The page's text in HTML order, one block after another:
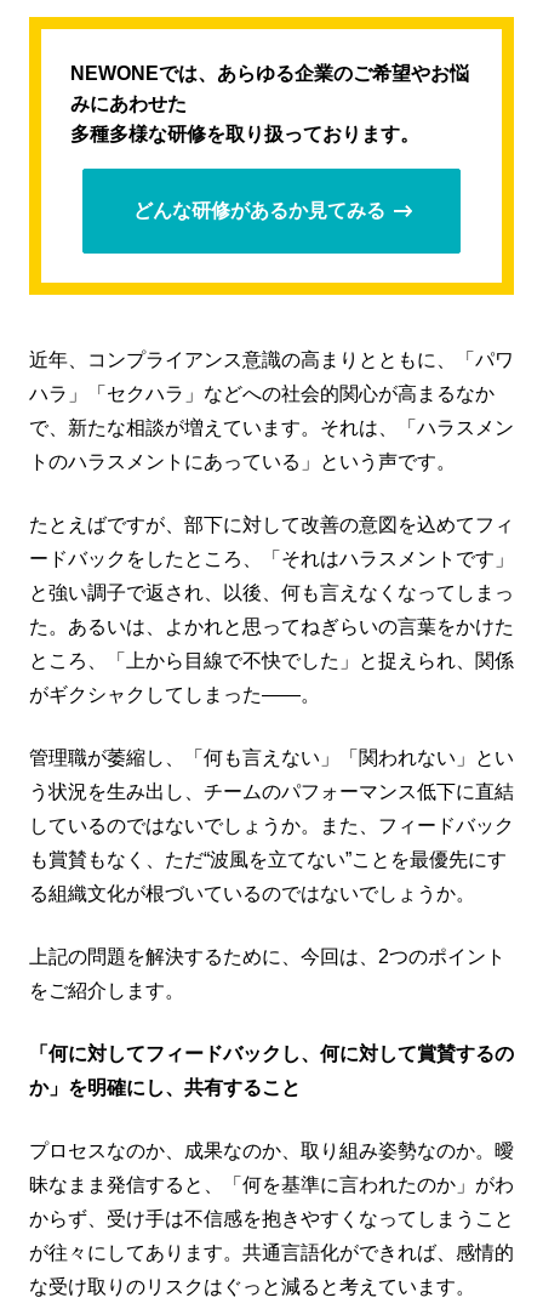
NEWONEでは、あらゆる企業のご希望やお悩
みにあわせた
多種多様な研修を取り扱っております。
どんな研修があるか見てみる
近年、コンプライアンス意識の高まりとともに、「パワ
ハラ」「セクハラ」などへの社会的関心が高まるなか
で、新たな相談が増えています。それは、「ハラスメン
トのハラスメントにあっている」という声です。
たとえばですが、部下に対して改善の意図を込めてフィ
ードバックをしたところ、「それはハラスメントです」
と強い調子で返され、以後、何も言えなくなってしまっ
た。あるいは、よかれと思ってねぎらいの言葉をかけた
ところ、「上から目線で不快でした」と捉えられ、関係
がギクシャクしてしまった——。
管理職が萎縮し、「何も言えない」「関われない」とい
う状況を生み出し、チームのパフォーマンス低下に直結
しているのではないでしょうか。また、フィードバック
も賞賛もなく、ただ“波風を立てない”ことを最優先にす
る組織文化が根づいているのではないでしょうか。
上記の問題を解決するために、今回は、2つのポイント
をご紹介します。
「何に対してフィードバックし、何に対して賞賛するの
か」を明確にし、共有すること
プロセスなのか、成果なのか、取り組み姿勢なのか。曖
昧なまま発信すると、「何を基準に言われたのか」がわ
からず、受け手は不信感を抱きやすくなってしまうこと
が往々にしてあります。共通言語化ができれば、感情的
な受け取りのリスクはぐっと減ると考えています。